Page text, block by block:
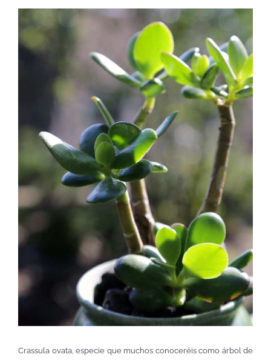
Crassula ovata, especie que muchos conoceréis como árbol de